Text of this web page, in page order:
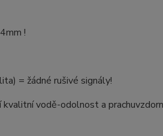
!
= žádné rušivé signály!
vodě-odolnost a